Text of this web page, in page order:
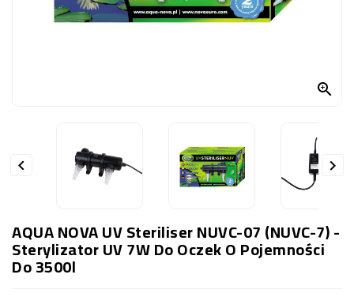
WODNE

 
AQUA NOVA UV Steriliser NUVC-07 (NUVC-7) -
Sterylizator UV 7W Do Oczek O Pojemności
Do 3500l